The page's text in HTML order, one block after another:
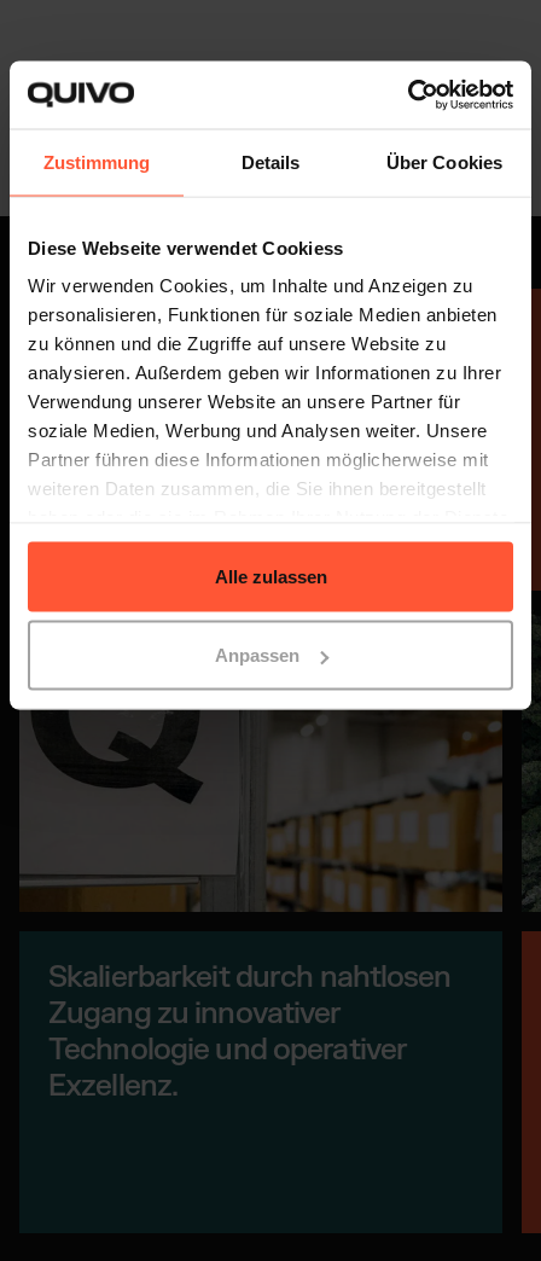
Zustimmung Details Über Cookies
Diese Webseite verwendet Cookiess
Wir verwenden Cookies, um Inhalte und Anzeigen zu
personalisieren, Funktionen für soziale Medien anbieten
zu können und die Zugriffe auf unsere Website zu
analysieren. Außerdem geben wir Informationen zu Ihrer
Verwendung unserer Website an unsere Partner für
soziale Medien, Werbung und Analysen weiter. Unsere
Partner führen diese Informationen möglicherweise mit
weiteren Daten zusammen, die Sie ihnen bereitgestellt
gesammelt haben.
Alle zulassen
Anpassen
Unsere Mission
Skalierbarkeit durch nahtlosen
Zugang zu innovativer
Technologie und operativer
Exzellenz.